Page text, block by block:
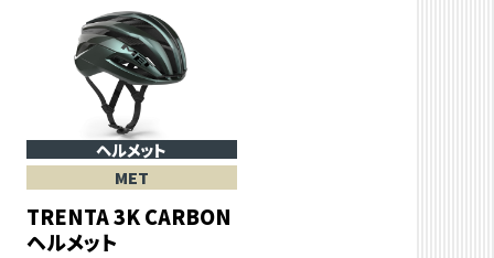
ヘルメット
MET
TRENTA 3K CARBON
ヘルメット